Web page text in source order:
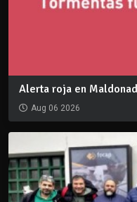
Alerta roja en
Aug 06 2026